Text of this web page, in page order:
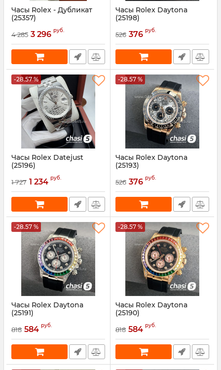
Часы Rolex - Дубликат
(25357)
4 285 3 296 руб.
Часы Rolex Daytona
(25198)
25198
526 376 руб.
-28.57 %
Часы Rolex Datejust
(25196)
1 727 1 234 руб.
-28.57 %
Часы Rolex Daytona
(25193)
25193
526 376 руб.
-28.57 %
Часы Rolex Daytona
(25191)
25191
818 584 руб.
-28.57 %
Часы Rolex Daytona
(25190)
25190
818 584 руб.